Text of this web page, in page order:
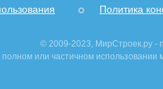
Политика
© 2009-2023, МирСтроек.ру -
полном или частичном использовании